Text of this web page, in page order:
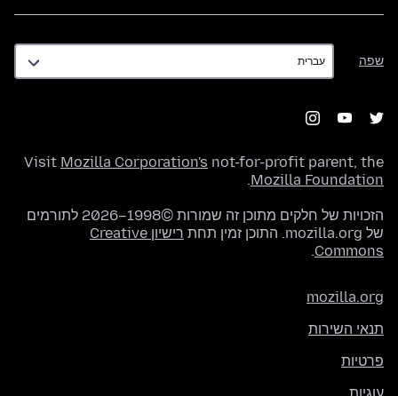
שפה
שפה
Visit Mozilla Corporation's not-for-profit parent, the
Mozilla Foundation
.
הזכויות של חלקים מתוכן זה שמורות ©1998–2026 לתורמים
של mozilla.org. התוכן זמין תחת
רישיון Creative
Commons
.
mozilla.org
תנאי השירות
פרטיות